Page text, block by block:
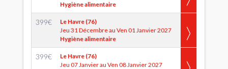
Hygiène alimentaire
399€
Le Havre (76)
Jeu 31 Décembre au Ven 01 Janvier 2027
Hygiène alimentaire
399€
Le Havre (76)
Jeu 07 Janvier au Ven 08 Janvier 2027